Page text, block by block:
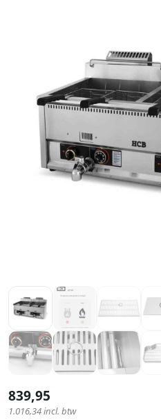
839,95
1.016,34incl. btw